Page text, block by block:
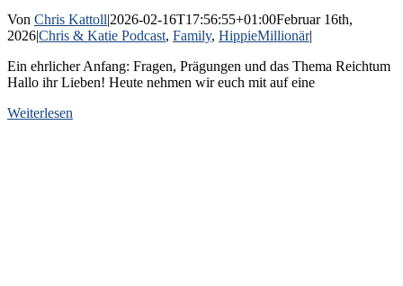
Von Chris Kattoll|2026-02-16T17:56:55+01:00Februar 16th,
2026|Chris & Katie Podcast, Family, HippieMillionär|
Ein ehrlicher Anfang: Fragen, Prägungen und das Thema Reichtum
Hallo ihr Lieben! Heute nehmen wir euch mit auf eine
Weiterlesen